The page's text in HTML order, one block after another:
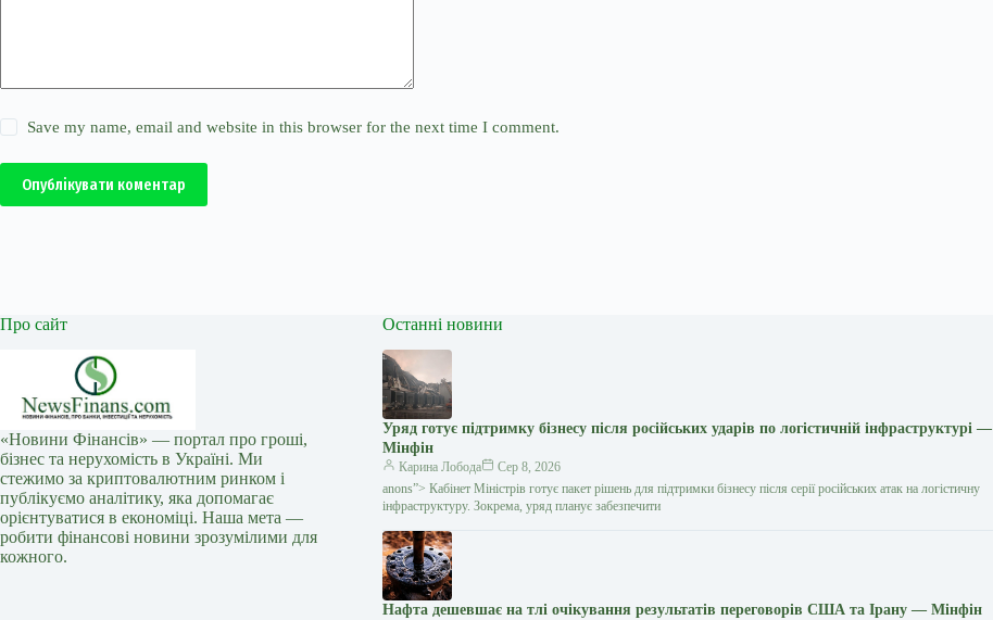
Save my name, email and website in this browser for the next time I comment.
Опублікувати коментар
Про сайт
«Новини Фінансів» — портал про гроші,
бізнес та нерухомість в Україні. Ми
стежимо за криптовалютним ринком і
публікуємо аналітику, яка допомагає
орієнтуватися в економіці. Наша мета —
робити фінансові новини зрозумілими для
кожного.
Останні новини
Уряд готує підтримку бізнесу після російських ударів по логістичній інфраструктурі —
Мінфін
Карина Лобода
Сер 8, 2026
anons”> Кабінет Міністрів готує пакет рішень для підтримки бізнесу після серії російських атак на логістичну
інфраструктуру. Зокрема, уряд планує забезпечити
Нафта дешевшає на тлі очікування результатів переговорів США та Ірану — Мінфін